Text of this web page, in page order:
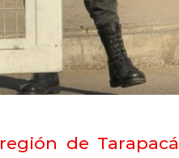
región de Tarapacá